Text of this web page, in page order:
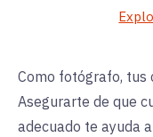
Como fotógrafo, tus
Asegurarte de que
adecuado te ayuda